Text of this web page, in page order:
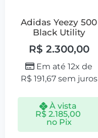
Adidas Yeezy 500
Black Utility
R$ 2.300,00
Em até 12x de
R$ 191,67sem juros
À vista
R$2.185,00
no Pix